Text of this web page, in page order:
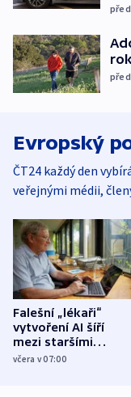
Evropský
ČT24 každý den
veřejnými médii,
Falešní „lékaři“
vytvoření AI šíří
mezi staršími
Poláky nebezpečné
včera v 07:00